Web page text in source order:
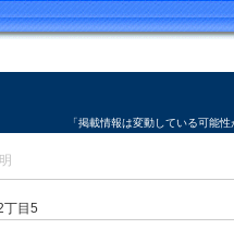
「掲載情報は変動している可能
丁目5